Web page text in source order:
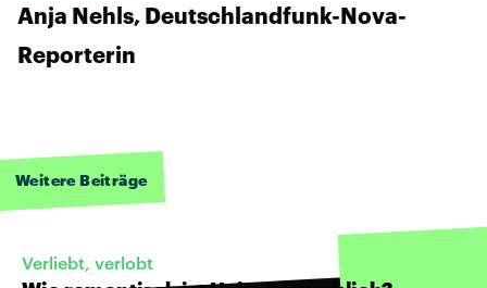
Anja Nehls, Deutschlandfunk-Nova-
Reporterin
Weitere Beiträge
Verliebt, verlobt